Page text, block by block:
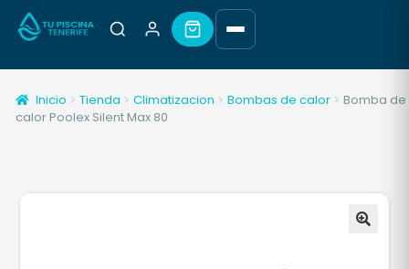
Inicio Tienda Climatizacion Bombas de calor
Bomba de
calor Poolex Silent Max 80